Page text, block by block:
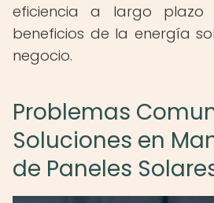
eficiencia a largo plazo
beneficios de la energía
negocio.
Problemas
Soluciones en
de Paneles